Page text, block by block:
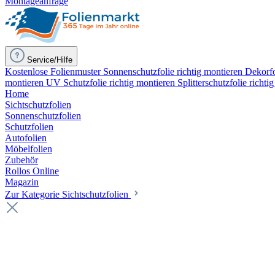
Service/Hilfe
Kostenlose Folienmuster Sonnenschutzfolie richtig montieren
montieren UV Schutzfolie richtig montieren Splitterschutzfolie
Home
Sichtschutzfolien
Sonnenschutzfolien
Schutzfolien
Autofolien
Möbelfolien
Zubehör
Rollos Online
Magazin
Zur Kategorie Sichtschutzfolien